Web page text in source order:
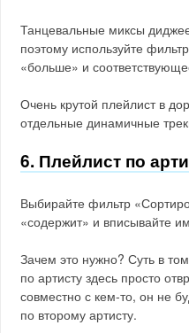
Танцевальные миксы
поэтому используйте
«больше» и
Очень крутой плейлист в
отдельные динамичные
6. Плейлист по
Выбирайте фильтр
«содержит» и вписывайте
Зачем это нужно? Суть в
по артисту здесь просто
совместно с кем-то, он не
по второму артисту.